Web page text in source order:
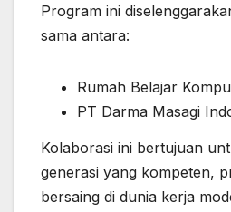
Program ini
sama antara:
Rumah Belajar
PT Darma Masagi
Kolaborasi ini bertujuan
generasi yang kompeten,
bersaing di dunia kerja